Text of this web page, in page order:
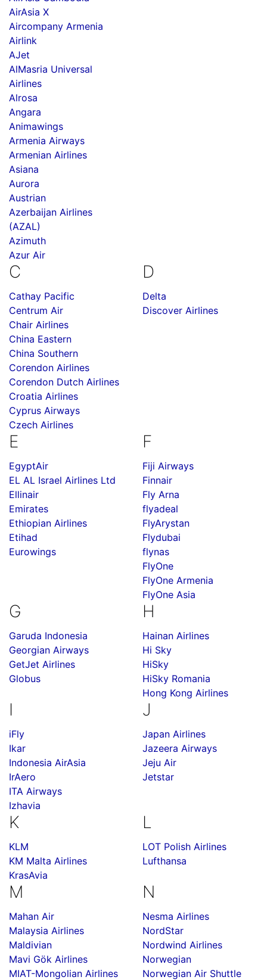
AirAsia X
Aircompany Armenia
Airlink
AJet
AlMasria Universal
Airlines
Alrosa
Angara
Animawings
Armenia Airways
Armenian Airlines
Asiana
Aurora
Austrian
Azerbaijan Airlines
(AZAL)
Azimuth
Azur Air
C
Cathay Pacific
Centrum Air
Chair Airlines
China Eastern
China Southern
Corendon Airlines
Corendon Dutch Airlines
Croatia Airlines
Cyprus Airways
Czech Airlines
D
Delta
Discover Airlines
E
EgyptAir
EL AL Israel Airlines Ltd
Ellinair
Emirates
Ethiopian Airlines
Etihad
Eurowings
F
Fiji Airways
Finnair
Fly Arna
flyadeal
FlyArystan
Flydubai
flynas
FlyOne
FlyOne Armenia
FlyOne Asia
G
Garuda Indonesia
Georgian Airways
GetJet Airlines
Globus
H
Hainan Airlines
Hi Sky
HiSky
HiSky Romania
Hong Kong Airlines
I
iFly
Ikar
Indonesia AirAsia
IrAero
ITA Airways
Izhavia
J
Japan Airlines
Jazeera Airways
Jeju Air
Jetstar
K
KLM
KM Malta Airlines
KrasAvia
L
LOT Polish Airlines
Lufthansa
M
Mahan Air
Malaysia Airlines
Maldivian
Mavi Gök Airlines
MIAT-Mongolian Airlines
N
Nesma Airlines
NordStar
Nordwind Airlines
Norwegian
Norwegian Air Shuttle